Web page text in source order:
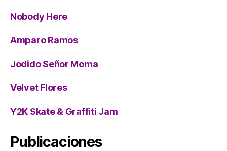
Nobody Here
Amparo Ramos
Jodido Señor Moma
Velvet Flores
Y2K Skate & Graffiti Jam
Publicaciones